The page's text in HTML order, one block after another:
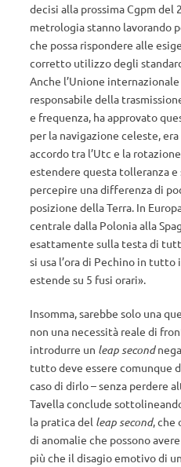
decisi alla prossima Cgpm del
metrologia stanno lavorando
che possa rispondere alle
corretto utilizzo degli
Anche l’Unione
responsabile della
e frequenza, ha approvato
per la navigazione celeste,
accordo tra l’Utc e la
estendere questa tolleranza e
percepire una differenza di
posizione della Terra. In
centrale dalla Polonia alla
esattamente sulla testa di
si usa l’ora di Pechino in tutto
estende su 5 fusi orari».
Insomma, sarebbe solo una
non una necessità reale di
introdurre un leap second
tutto deve essere comunque
caso di dirlo – senza perdere
Tavella conclude
la pratica del leap second, che
di anomalie che possono
più che il disagio emotivo di